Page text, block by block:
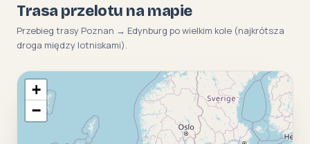
Trasa przelotu na mapie
Przebieg trasy Poznan → Edynburg po wielkim kole (najkrótsza
droga między lotniskami).
+
−